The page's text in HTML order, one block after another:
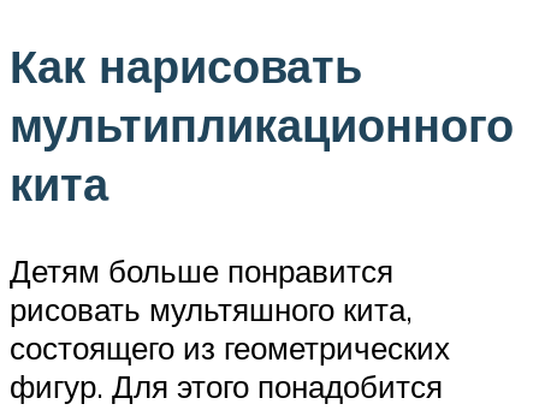
Как нарисовать
мультипликационного
кита
Детям больше понравится
рисовать мультяшного кита,
состоящего из геометрических
фигур. Для этого понадобится